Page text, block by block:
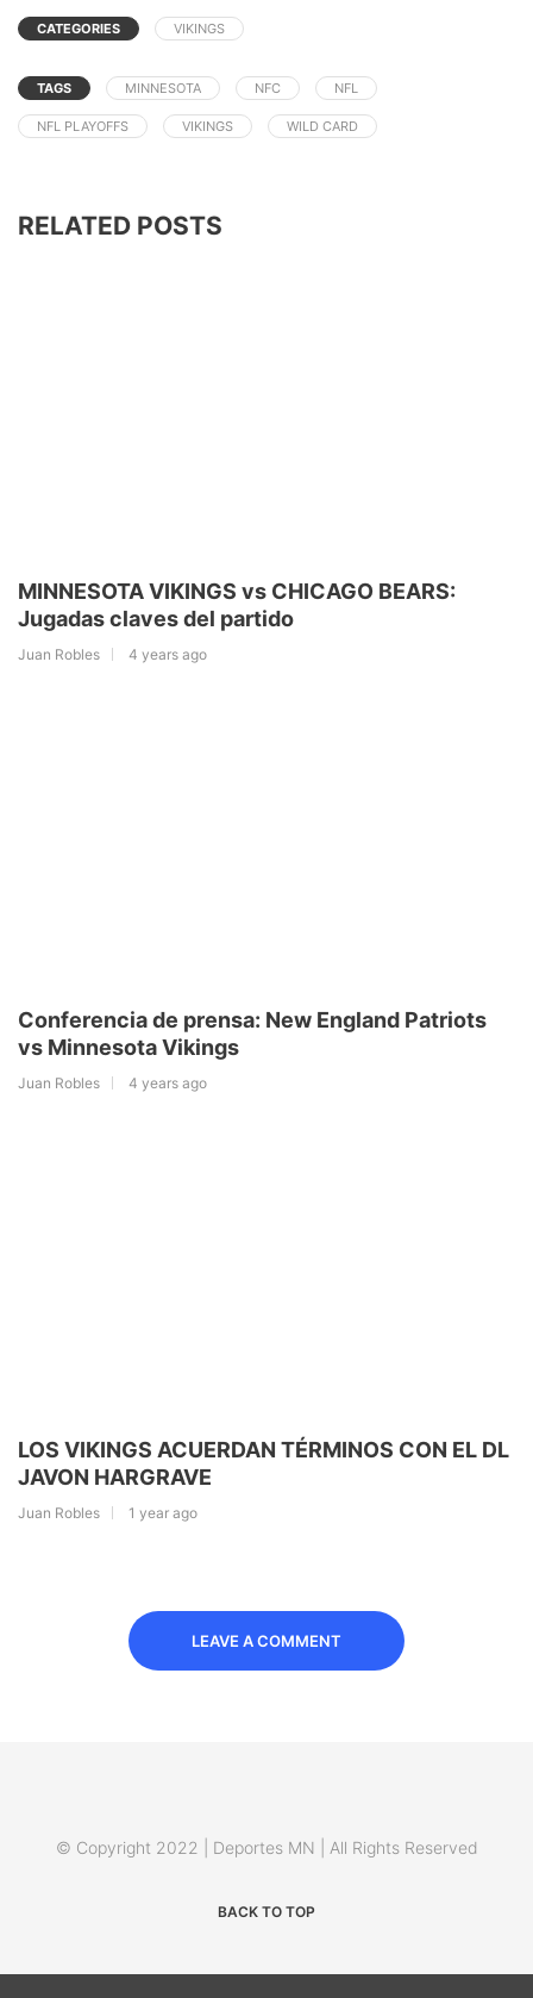
CATEGORIES VIKINGS
TAGS MINNESOTA NFC NFL
NFL PLAYOFFS VIKINGS WILD CARD
RELATED POSTS
MINNESOTA VIKINGS vs CHICAGO BEARS:
Jugadas claves del partido
Juan Robles 4 years ago
Conferencia de prensa: New England Patriots
vs Minnesota Vikings
Juan Robles 4 years ago
LOS VIKINGS ACUERDAN TÉRMINOS CON EL DL
JAVON HARGRAVE
Juan Robles 1 year ago
LEAVE A COMMENT
© Copyright 2022 | Deportes MN | All Rights Reserved
BACK TO TOP